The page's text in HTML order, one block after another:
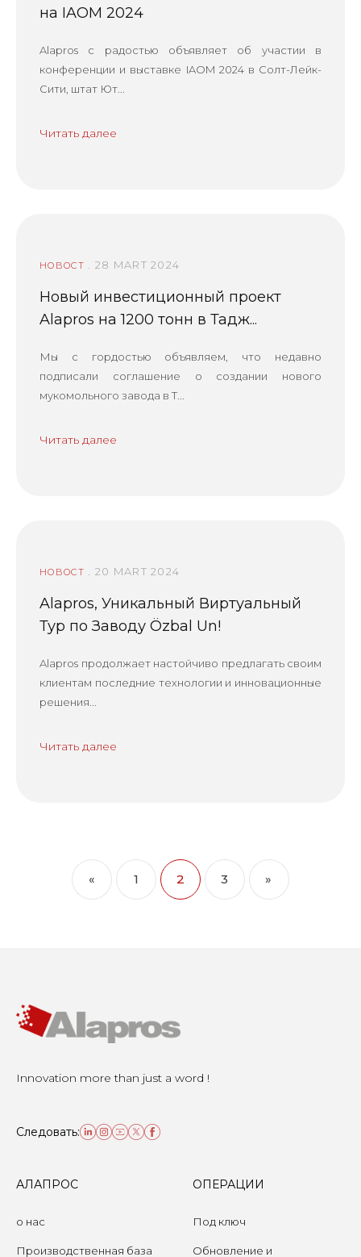
на IAOM 2024
Alapros с радостью объявляет об участии в
конференции и выставке IAOM 2024 в Солт-Лейк-
Сити, штат Ют...
Читать далее
НОВОСТ . 28 MART 2024
Новый инвестиционный проект
Alapros на 1200 тонн в Тадж...
Мы с гордостью объявляем, что недавно
подписали соглашение о создании нового
мукомольного завода в Т...
Читать далее
НОВОСТ . 20 MART 2024
Alapros, Уникальный Виртуальный
Тур по Заводу Özbal Un!
Alapros продолжает настойчиво предлагать своим
клиентам последние технологии и инновационные
решения...
Читать далее
« 1 2 3 »
Innovation more than just a word !
Следовать:
АЛАПРОС
о нас
Производственная база
ОПЕРАЦИИ
Под ключ
Обновление и